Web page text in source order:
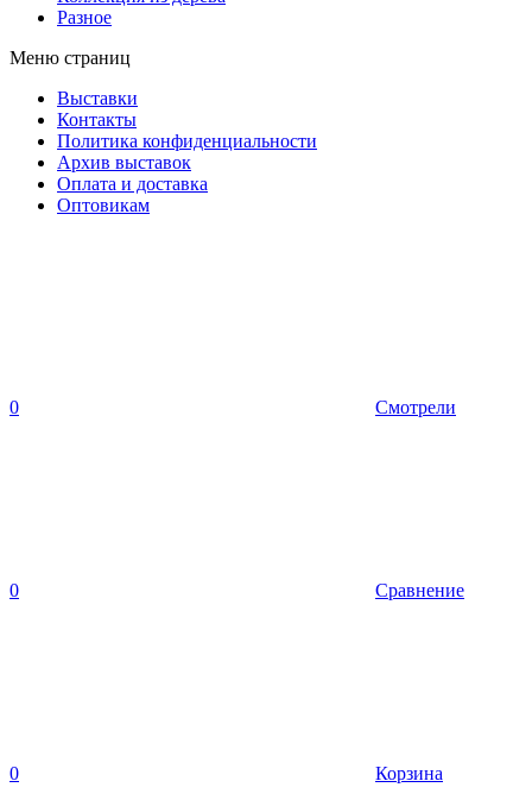
Разное
Меню страниц
Выставки
Контакты
Политика конфиденциальности
Архив выставок
Оплата и доставка
Оптовикам
0 Смотрели
0 Сравнение
0 Корзина